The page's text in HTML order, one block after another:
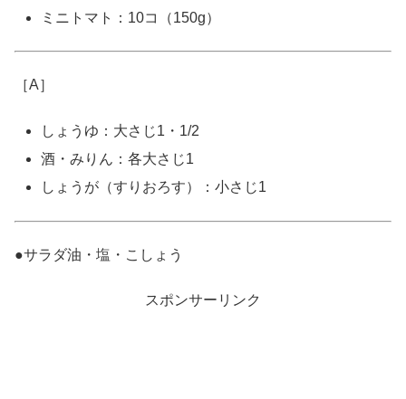
ミニトマト：10コ（150g）
［A］
しょうゆ：大さじ1・1/2
酒・みりん：各大さじ1
しょうが（すりおろす）：小さじ1
●サラダ油・塩・こしょう
スポンサーリンク